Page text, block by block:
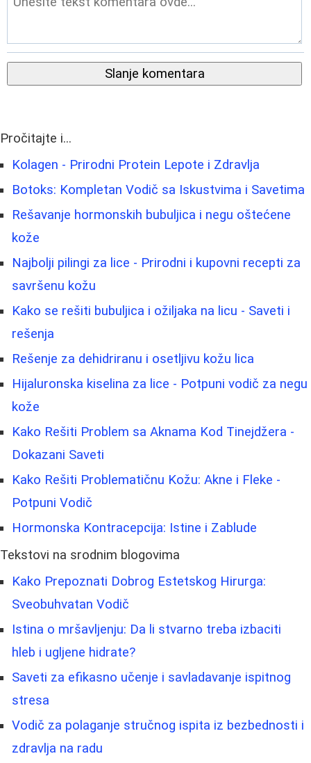
Slanje komentara
Pročitajte i...
Kolagen - Prirodni Protein Lepote i Zdravlja
Botoks: Kompletan Vodič sa Iskustvima i Savetima
Rešavanje hormonskih bubuljica i negu oštećene
kože
Najbolji pilingi za lice - Prirodni i kupovni recepti za
savršenu kožu
Kako se rešiti bubuljica i ožiljaka na licu - Saveti i
rešenja
Rešenje za dehidriranu i osetljivu kožu lica
Hijaluronska kiselina za lice - Potpuni vodič za negu
kože
Kako Rešiti Problem sa Aknama Kod Tinejdžera -
Dokazani Saveti
Kako Rešiti Problematičnu Kožu: Akne i Fleke -
Potpuni Vodič
Hormonska Kontracepcija: Istine i Zablude
Tekstovi na srodnim blogovima
Kako Prepoznati Dobrog Estetskog Hirurga:
Sveobuhvatan Vodič
Istina o mršavljenju: Da li stvarno treba izbaciti
hleb i ugljene hidrate?
Saveti za efikasno učenje i savladavanje ispitnog
stresa
Vodič za polaganje stručnog ispita iz bezbednosti i
zdravlja na radu